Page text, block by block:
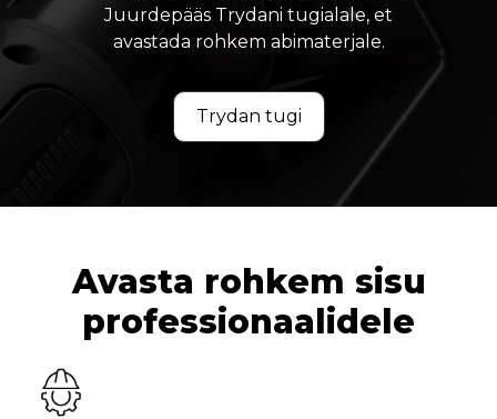
Juurdepääs Trydani tugialale, et
avastada rohkem abimaterjale.
Trydan tugi
Avasta rohkem sisu
professionaalidele